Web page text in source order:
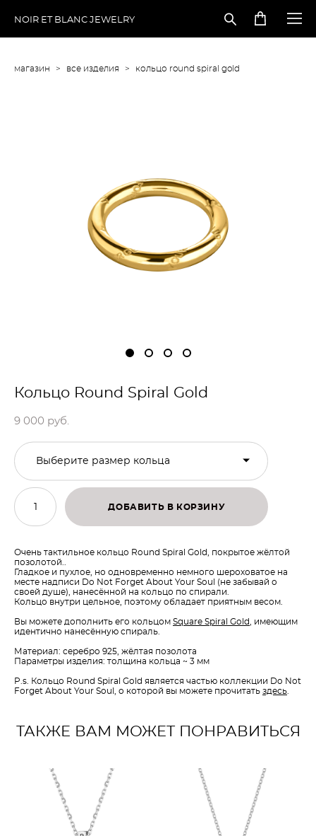
NOIR ET BLANC JEWELRY
магазин > все изделия > кольцо round spiral gold
Кольцо Round Spiral Gold
9 000 pуб.
Выберите размер кольца
ДОБАВИТЬ В КОРЗИНУ
Очень тактильное кольцо Round Spiral Gold, покрытое жёлтой
позолотой..
Гладкое и пухлое, но одновременно немного шероховатое на
месте надписи Do Not Forget About Your Soul (не забывай о
своей душе), нанесённой на кольцо по спирали.
Кольцо внутри цельное, поэтому обладает приятным весом.
Вы можете дополнить его кольцом Square Spiral Gold
, имеющим
идентично нанесённую спираль.
Материал: серебро 925, жёлтая позолота
Параметры изделия: толщина кольца ~ 3 мм
P.s. Кольцо Round Spiral Gold является частью коллекции Do Not
Forget About Your Soul, о которой вы можете прочитать здесь
ТАКЖЕ ВАМ МОЖЕТ ПОНРАВИТЬСЯ